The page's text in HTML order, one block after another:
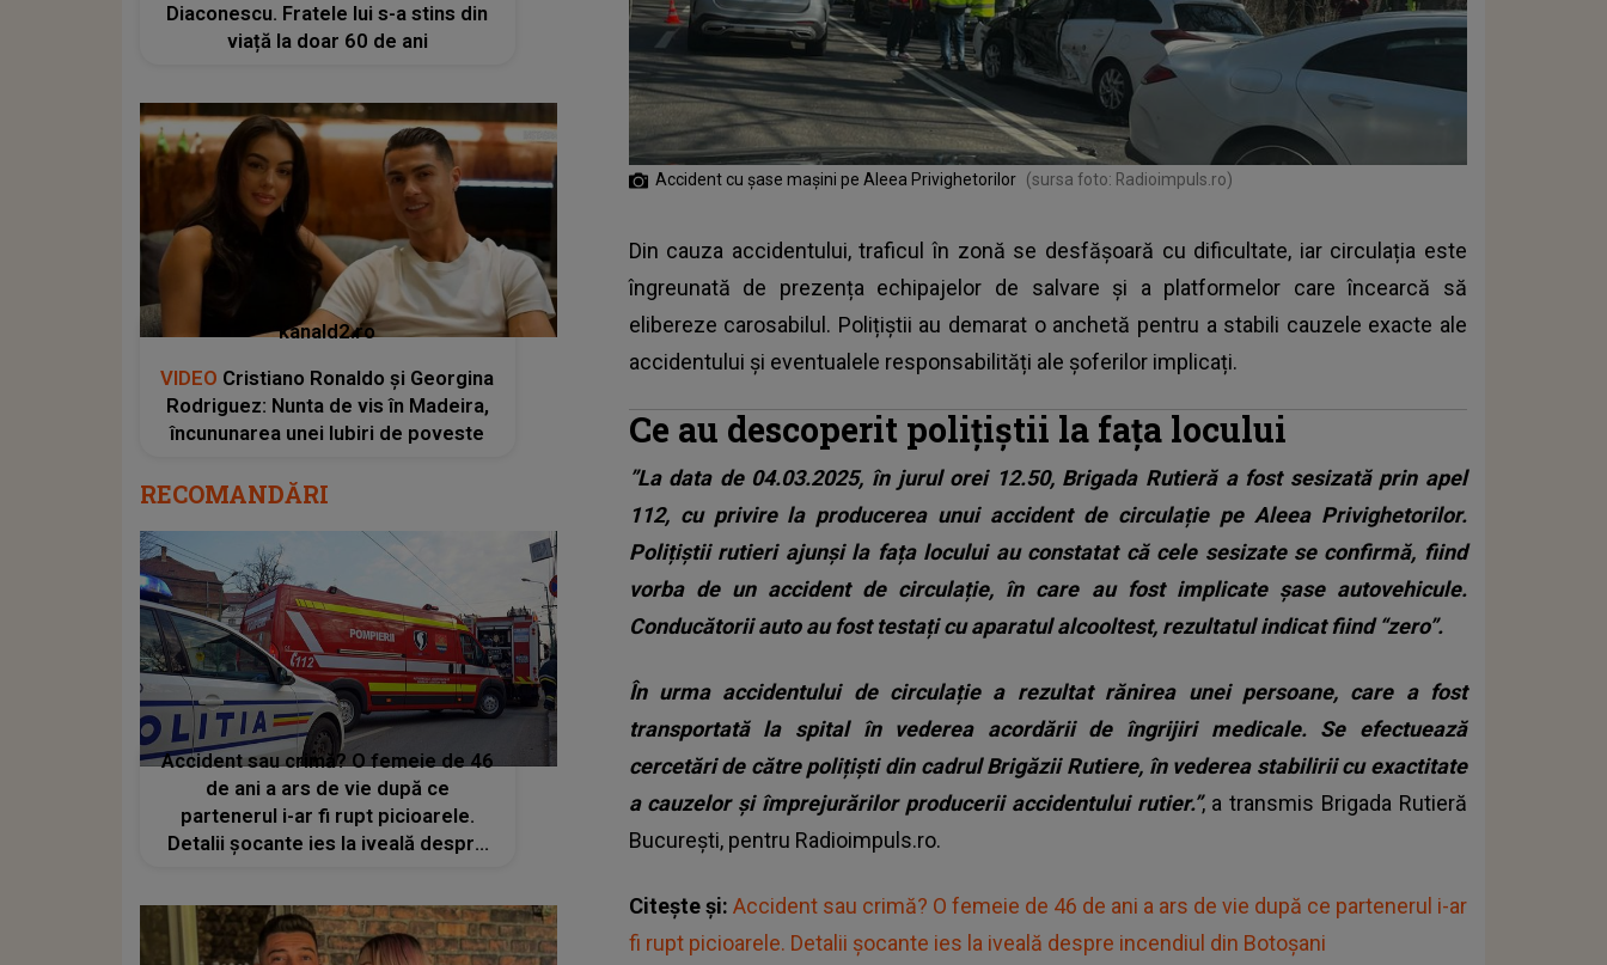
Accident cu șase mașini pe Aleea Privighetorilor (sursa foto: Radioimpuls.ro)
Din cauza accidentului, traficul în zonă se desfășoară cu dificultate, iar circulația este
îngreunată de prezența echipajelor de salvare și a platformelor care încearcă să
elibereze carosabilul. Polițiștii au demarat o anchetă pentru a stabili cauzele exacte ale
accidentului și eventualele responsabilități ale șoferilor implicați.
Ce au descoperit polițiștii la fața locului
”La data de 04.03.2025, în jurul orei 12.50, Brigada Rutieră a fost sesizată prin apel
112, cu privire la producerea unui accident de circulație pe Aleea Privighetorilor.
Polițiștii rutieri ajunși la fața locului au constatat că cele sesizate se confirmă, fiind
vorba de un accident de circulație, în care au fost implicate șase autovehicule.
Conducătorii auto au fost testați cu aparatul alcooltest, rezultatul indicat fiind “zero”.
În urma accidentului de circulație a rezultat rănirea unei persoane, care a fost
transportată la spital în vederea acordării de îngrijiri medicale. Se efectuează
cercetări de către polițiști din cadrul Brigăzii Rutiere, în vederea stabilirii cu exactitate
a cauzelor și împrejurărilor producerii accidentului rutier.”, a transmis Brigada Rutieră
București, pentru Radioimpuls.ro.
Citește și: Accident sau crimă? O femeie de 46 de ani a ars de vie după ce partenerul i-ar
fi rupt picioarele. Detalii șocante ies la iveală despre incendiul din Botoșani
Diaconescu. Fratele lui s-a stins din
viață la doar 60 de ani
kanald2.ro
VIDEO Cristiano Ronaldo și Georgina
Rodriguez: Nunta de vis în Madeira,
încununarea unei Iubiri de poveste
RECOMANDĂRI
Accident sau crimă? O femeie de 46
de ani a ars de vie după ce
partenerul i-ar fi rupt picioarele.
Detalii șocante ies la iveală despre